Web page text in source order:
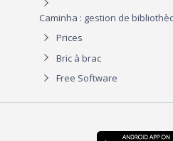
Caminha : gestion de
Prices
Bric à brac
Free Software